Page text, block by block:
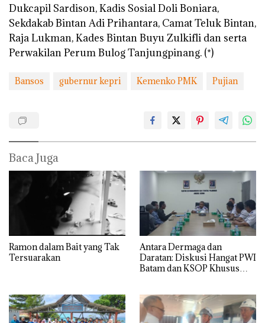
Dukcapil Sardison, Kadis Sosial Doli Boniara,
Sekdakab Bintan Adi Prihantara, Camat Teluk Bintan,
Raja Lukman, Kades Bintan Buyu Zulkifli dan serta
Perwakilan Perum Bulog Tanjungpinang. (*)
Bansos gubernur kepri Kemenko PMK Pujian
Baca Juga
Ramon dalam Bait yang Tak
Tersuarakan
Antara Dermaga dan
Daratan: Diskusi Hangat PWI
Batam dan KSOP Khusus